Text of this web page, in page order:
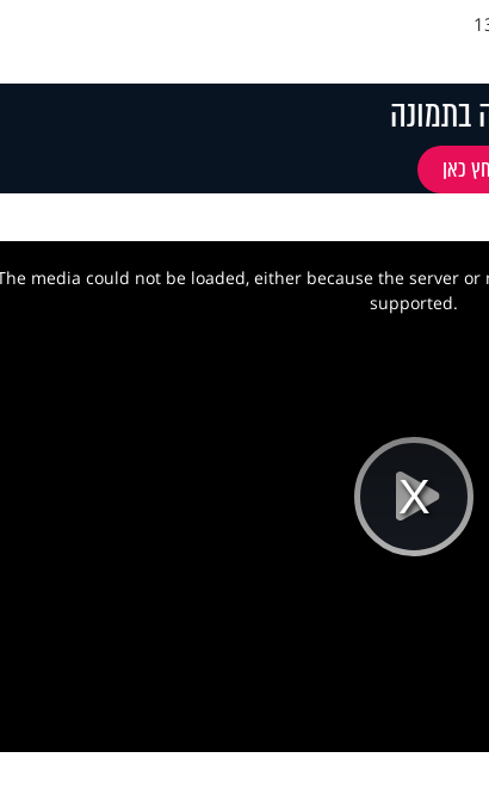
בתמונה
כאן
media could not be loaded, either because the server
supported.